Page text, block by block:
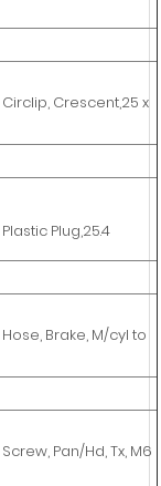
Circlip, Crescent,25 x
Plastic Plug,25.4
Hose, Brake, M/cyl to
Screw, Pan/Hd, Tx, M6